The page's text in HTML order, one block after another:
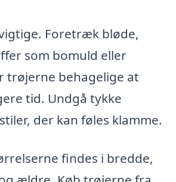
Foretræk bløde,
som bomuld eller
trøjerne behagelige at
tid. Undgå tykke
der kan føles klamme.
findes i bredde,